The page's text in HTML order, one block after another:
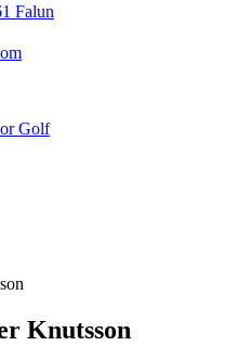
Falun
Golf
Knutsson